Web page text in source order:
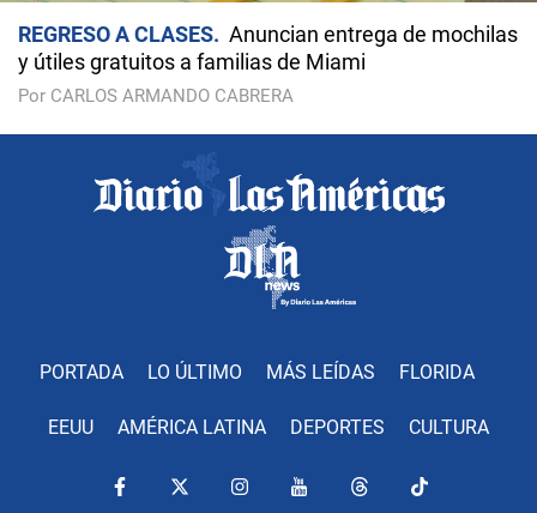
REGRESO A CLASES
Anuncian entrega de mochilas
y útiles gratuitos a familias de Miami
Por CARLOS ARMANDO CABRERA
PORTADA LO ÚLTIMO MÁS LEÍDAS FLORIDA
EEUU AMÉRICA LATINA DEPORTES CULTURA